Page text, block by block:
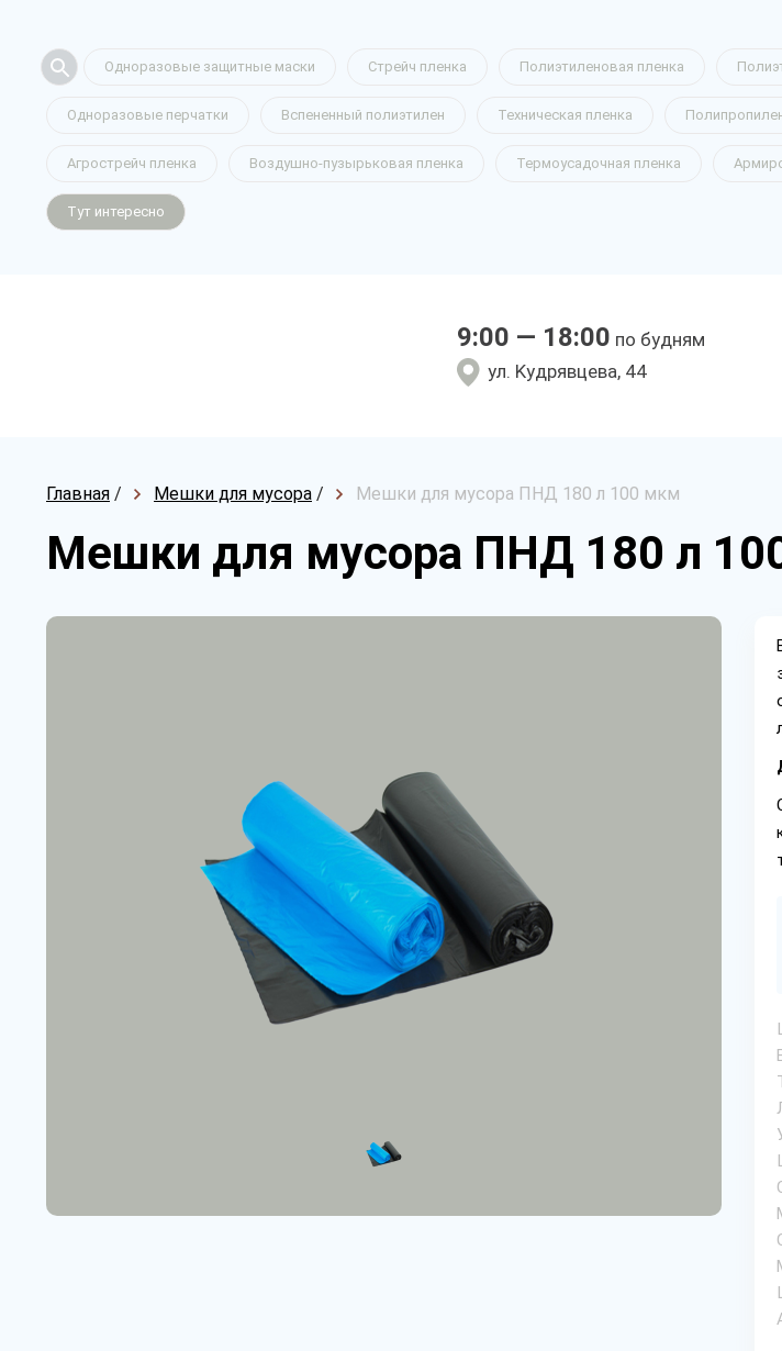
Одноразовые защитные маски Стрейч пленка Полиэтиленовая пленка
Одноразовые перчатки Вспененный полиэтилен Техническая пленка
Агрострейч пленка Воздушно-пузырьковая пленка Термоусадочная пленка
Тут интересно
9:00 — 18:00 по будням
yл. Kyдpявцeвa, 44
Главная / Мешки для мусора / Мешки для мусора ПНД 180 л 100 мкм
Мешки для мусора ПНД 180 л